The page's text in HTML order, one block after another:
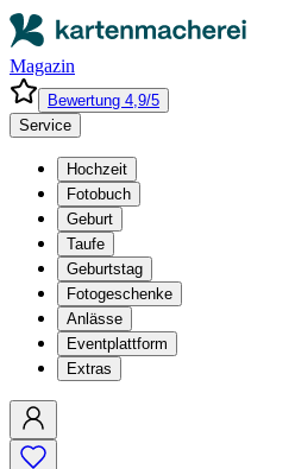
Magazin
Bewertung 4,9/5
Service
Hochzeit
Fotobuch
Geburt
Taufe
Geburtstag
Fotogeschenke
Anlässe
Eventplattform
Extras